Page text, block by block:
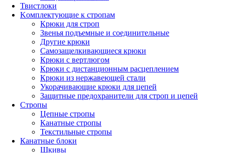
Твистлоки
Kомплектующие к стропам
Крюки для строп
Звенья подъемные и соединительные
Другие крюки
Самозащелкивающиеся крюки
Крюки с вертлюгом
Крюки с дистанционным расцеплением
Крюки из нержавеющей стали
Укорачивающие крюки для цепей
Защитные предохранители для строп и цепей
Стропы
Цепные стропы
Канатные стропы
Текстильные стропы
Канатные блоки
Шкивы